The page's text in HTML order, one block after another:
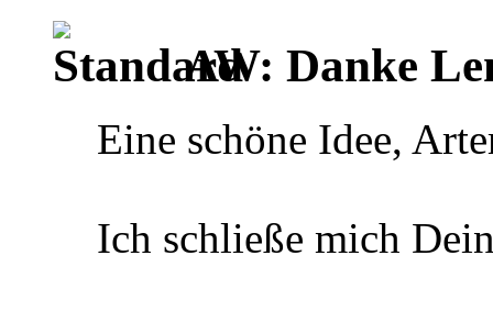
AW: Danke
Eine schöne Idee,
Ich schließe mich